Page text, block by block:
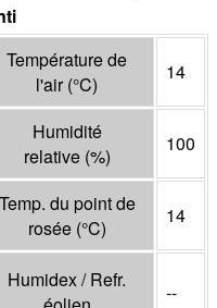
Température de
l'air(°C)
14
Humidité
relative (%)
100
Temp. du point de
rosée (°C)
14
Humidex / Refr.
--